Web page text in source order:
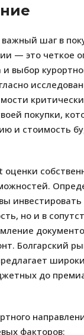
шаг в
— это четкое
выбор
покупки,
и стоимость
оценки
инвестировать
но и в
Болгарский
до
факторов: